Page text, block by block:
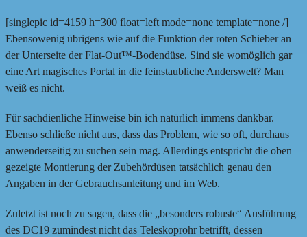
[singlepic id=4159 h=300 float=left mode=none template=none /]
Ebensowenig übrigens wie auf die Funktion der roten Schieber an
der Unterseite der Flat-Out™-Bodendüse. Sind sie womöglich gar
eine Art magisches Portal in die feinstaubliche Anderswelt? Man
weiß es nicht.
Für sachdienliche Hinweise bin ich natürlich immens dankbar.
Ebenso schließe nicht aus, dass das Problem, wie so oft, durchaus
anwenderseitig zu suchen sein mag. Allerdings entspricht die oben
gezeigte Montierung der Zubehördüsen tatsächlich genau den
Angaben in der Gebrauchsanleitung und im Web.
Zuletzt ist noch zu sagen, dass die „besonders robuste“ Ausführung
des DC19 zumindest nicht das Teleskoprohr betrifft, dessen